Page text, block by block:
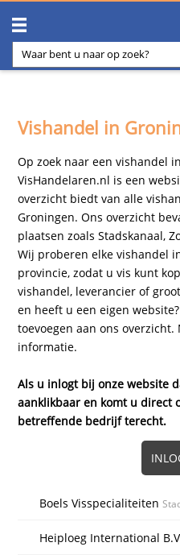
Vishandel in
Op zoek naar een vishandel
VisHandelaren.nl is een
overzicht biedt van alle
Groningen. Ons overzicht
plaatsen zoals Stadskanaal,
Wij proberen elke vishandel
provincie, zodat u vis kunt
vishandel, leverancier of
en heeft u een eigen
toevoegen aan ons
informatie.
Als u inlogt bij onze website
aanklikbaar en komt u direct
betreffende bedrijf terecht.
Boels Visspecialiteiten
Heiploeg International